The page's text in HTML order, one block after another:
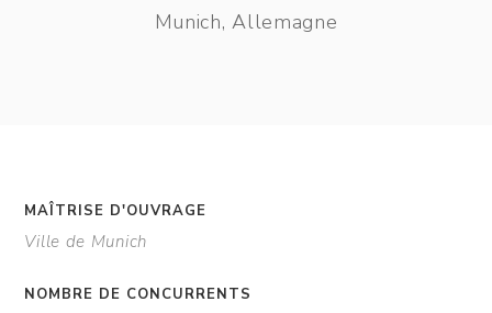
Munich, Allemagne
MAÎTRISE D'OUVRAGE
Ville de Munich
NOMBRE DE CONCURRENTS